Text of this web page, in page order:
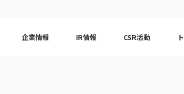
企業情報 IR情報 CSR活動